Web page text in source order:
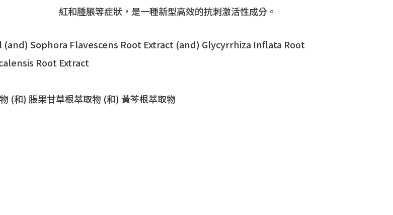
紅和腫脹等症狀，是一種新型高效的抗刺激活性成分。
Sophora Flavescens Root Extract (and) Glycyrrhiza Inflata Root
Root Extract
(和) 脹果甘草根萃取物 (和) 黃芩根萃取物